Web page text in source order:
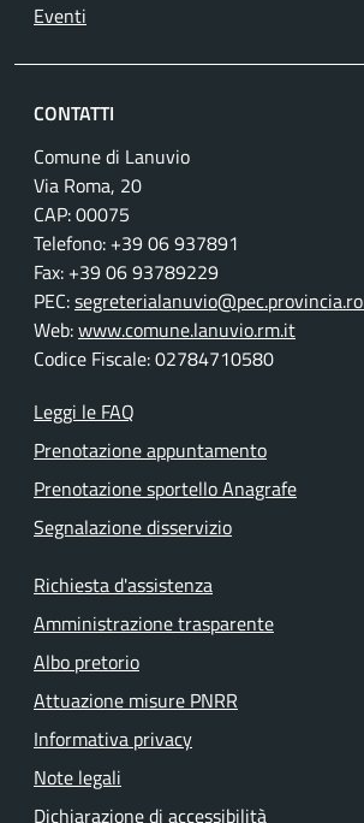
Eventi
CONTATTI
Comune di Lanuvio
Via Roma, 20
CAP: 00075
Telefono: +39 06 937891
Fax: +39 06 93789229
PEC:
Web:www.comune.lanuvio.rm.it
Codice Fiscale: 02784710580
Leggi le FAQ
Prenotazione appuntamento
Prenotazione sportello Anagrafe
Segnalazione disservizio
Richiesta d'assistenza
Amministrazione trasparente
Albo pretorio
Attuazione misure PNRR
Informativa privacy
Note legali
Dichiarazione di accessibilità